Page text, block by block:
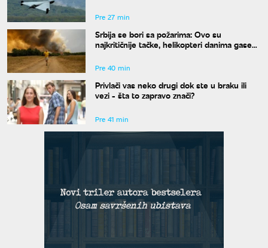
Pre 27 min
Srbija se bori sa požarima: Ovo su
najkritičnije tačke, helikopteri danima gase
Pre 40 min
Privlači vas neko drugi dok ste u braku ili
vezi - šta to zapravo znači?
Pre 41 min